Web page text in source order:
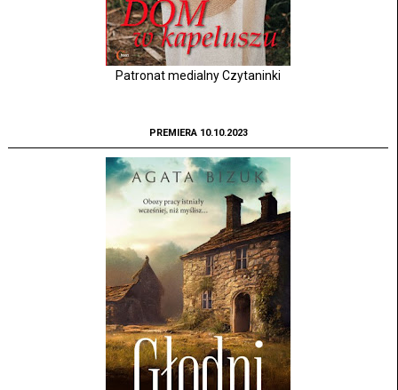
Patronat medialny Czytaninki
PREMIERA 10.10.2023